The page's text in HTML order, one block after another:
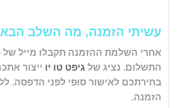
עשיתי הזמנה, מה השלב
אחרי השלמת ההזמנה תקבלו מייל של
התשלום. נציג של גיפט טו יו ייצור
בחירתכם לאישור סופי לפני הדפסה.
הזמנה.